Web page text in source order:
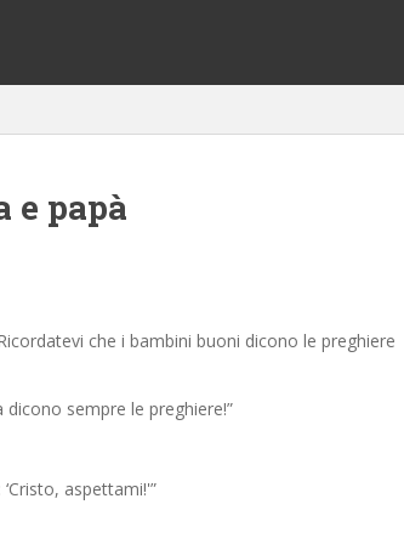
e papà
che i bambini buoni dicono le preghiere
sempre le preghiere!”
aspettami!'”